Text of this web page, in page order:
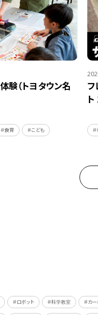
験（トヨタウン名
＃食育 ＃こども
フ
＃ロボット ＃科学教室 ＃カ